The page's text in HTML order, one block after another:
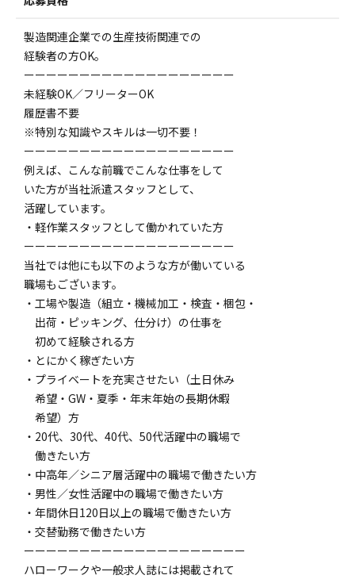
製造関連企業での生産技術関連での
経験者の方OK。
ーーーーーーーーーーーーーーーーーーー
未経験OK／フリーターOK
履歴書不要
※特別な知識やスキルは一切不要！
ーーーーーーーーーーーーーーーーーーー
例えば、こんな前職でこんな仕事をして
いた方が当社派遣スタッフとして、
活躍しています。
・軽作業スタッフとして働かれていた方
ーーーーーーーーーーーーーーーーーーー
当社では他にも以下のような方が働いている
職場もございます。
・工場や製造（組立・機械加工・検査・梱包・
出荷・ピッキング、仕分け）の仕事を
初めて経験される方
・とにかく稼ぎたい方
・プライベートを充実させたい（土日休み
希望・GW・夏季・年末年始の長期休暇
希望）方
・20代、30代、40代、50代活躍中の職場で
働きたい方
・中高年／シニア層活躍中の職場で働きたい方
・男性／女性活躍中の職場で働きたい方
・年間休日120日以上の職場で働きたい方
・交替勤務で働きたい方
ーーーーーーーーーーーーーーーーーーーー
ハローワークや一般求人誌には掲載されて